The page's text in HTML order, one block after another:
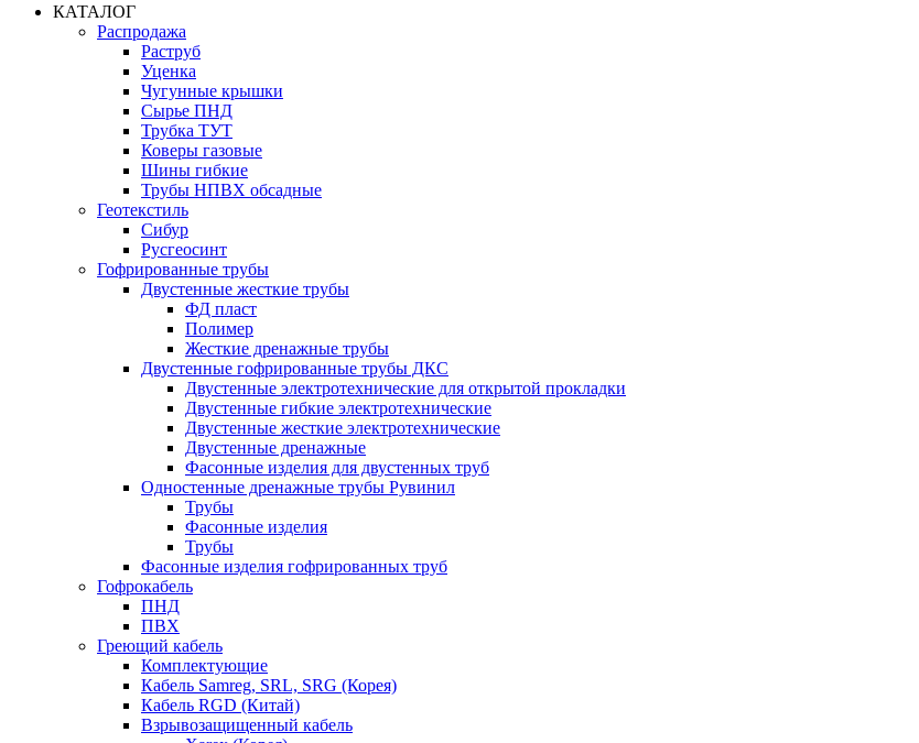
КАТАЛОГ
Распродажа
Раструб
Уценка
Чугунные крышки
Сырье ПНД
Трубка ТУТ
Коверы газовые
Шины гибкие
Трубы НПВХ обсадные
Геотекстиль
Сибур
Русгеосинт
Гофрированные трубы
Двустенные жесткие трубы
ФД пласт
Полимер
Жесткие дренажные трубы
Двустенные гофрированные трубы ДКС
Двустенные электротехнические для открытой прокладки
Двустенные гибкие электротехнические
Двустенные жесткие электротехнические
Двустенные дренажные
Фасонные изделия для двустенных труб
Одностенные дренажные трубы Рувинил
Трубы
Фасонные изделия
Трубы
Фасонные изделия гофрированных труб
Гофрокабель
ПНД
ПВХ
Греющий кабель
Комплектующие
Кабель Samreg, SRL, SRG (Корея)
Кабель RGD (Китай)
Взрывозащищенный кабель